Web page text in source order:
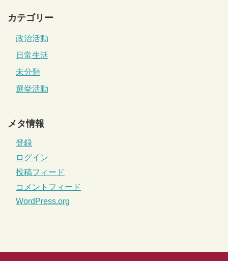
カテゴリー
政治活動
日常生活
未分類
選挙活動
メタ情報
登録
ログイン
投稿フィード
コメントフィード
WordPress.org